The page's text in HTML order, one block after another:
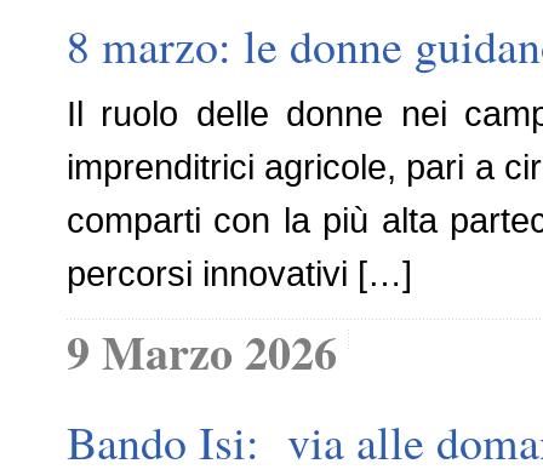
8 marzo: le donne
Il ruolo delle donne nei
imprenditrici agricole, pari a
comparti con la più alta
percorsi innovativi […]
9 Marzo 2026
Bando Isi: via alle